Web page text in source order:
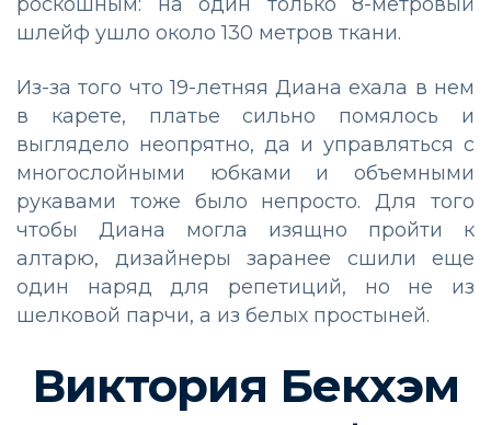
шлейф ушло около 130 метров ткани.
Из-за того что 19-летняя Диана ехала в нем
в карете, платье сильно помялось и
выглядело неопрятно, да и управляться с
многослойными юбками и объемными
рукавами тоже было непросто. Для того
чтобы Диана могла изящно пройти к
алтарю, дизайнеры заранее сшили еще
один наряд для репетиций, но не из
шелковой парчи, а из белых простыней.
Виктория Бекхэм